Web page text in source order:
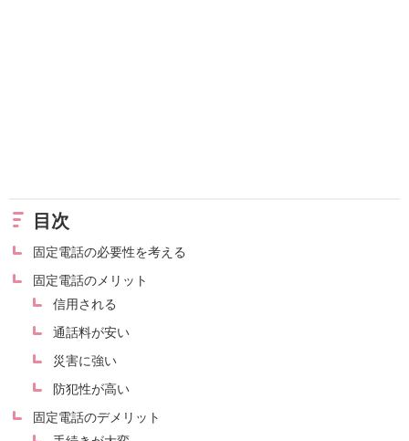
目次
固定電話の必要性を考える
固定電話のメリット
信用される
通話料が安い
災害に強い
防犯性が高い
固定電話のデメリット